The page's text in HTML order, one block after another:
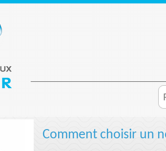
Comment choisir un